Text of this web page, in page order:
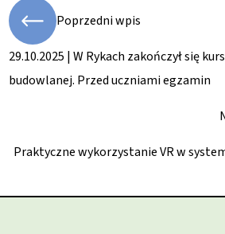
Poprzedni wpis
29.10.2025 | W Rykach zakończył się
budowlanej. Przed uczniami egzamin
Praktyczne wykorzystanie VR w